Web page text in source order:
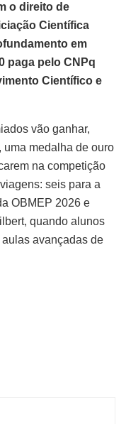
o direito de
Científica
em
paga pelo CNPq
Científico e
vão ganhar,
medalha de ouro
na competição
seis para a
OBMEP 2026 e
quando alunos
avançadas de